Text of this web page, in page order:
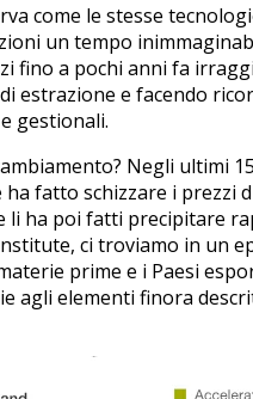
come le stesse
un tempo
fino a pochi anni fa
estrazione e facendo
gestionali.
Negli ultimi
fatto schizzare i prezzi
li ha poi fatti precipitare
ci troviamo in un
prime e i Paesi
agli elementi finora